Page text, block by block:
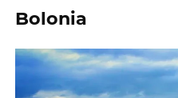
Bolonia